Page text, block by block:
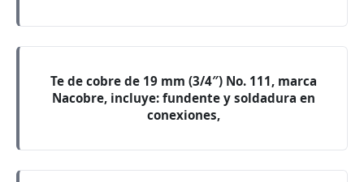
Te de cobre de 19 mm (3/4″) No. 111, marca
Nacobre, incluye: fundente y soldadura en
conexiones,